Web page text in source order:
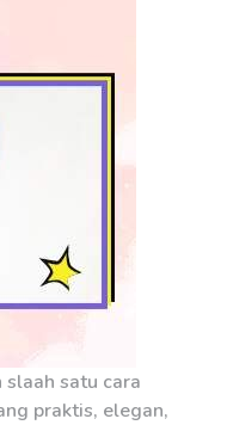
satu cara
praktis, elegan,